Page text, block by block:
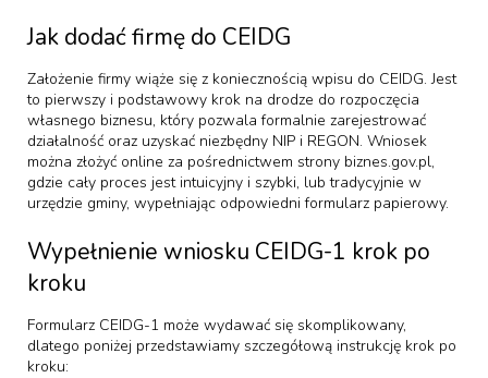
Jak dodać firmę do CEIDG
Założenie firmy wiąże się z koniecznością wpisu do CEIDG. Jest
to pierwszy i podstawowy krok na drodze do rozpoczęcia
własnego biznesu, który pozwala formalnie zarejestrować
działalność oraz uzyskać niezbędny NIP i REGON. Wniosek
można złożyć online za pośrednictwem strony biznes.gov.pl,
gdzie cały proces jest intuicyjny i szybki, lub tradycyjnie w
urzędzie gminy, wypełniając odpowiedni formularz papierowy.
Wypełnienie wniosku CEIDG-1 krok po
kroku
Formularz CEIDG-1 może wydawać się skomplikowany,
dlatego poniżej przedstawiamy szczegółową instrukcję krok po
kroku: